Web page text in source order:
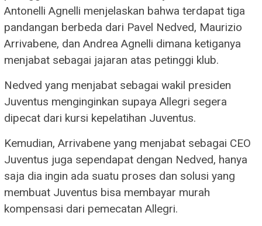
Antonelli Agnelli menjelaskan bahwa terdapat tiga
pandangan berbeda dari Pavel Nedved, Maurizio
Arrivabene, dan Andrea Agnelli dimana ketiganya
menjabat sebagai jajaran atas petinggi klub.
Nedved yang menjabat sebagai wakil presiden
Juventus menginginkan supaya Allegri segera
dipecat dari kursi kepelatihan Juventus.
Kemudian, Arrivabene yang menjabat sebagai CEO
Juventus juga sependapat dengan Nedved, hanya
saja dia ingin ada suatu proses dan solusi yang
membuat Juventus bisa membayar murah
kompensasi dari pemecatan Allegri.